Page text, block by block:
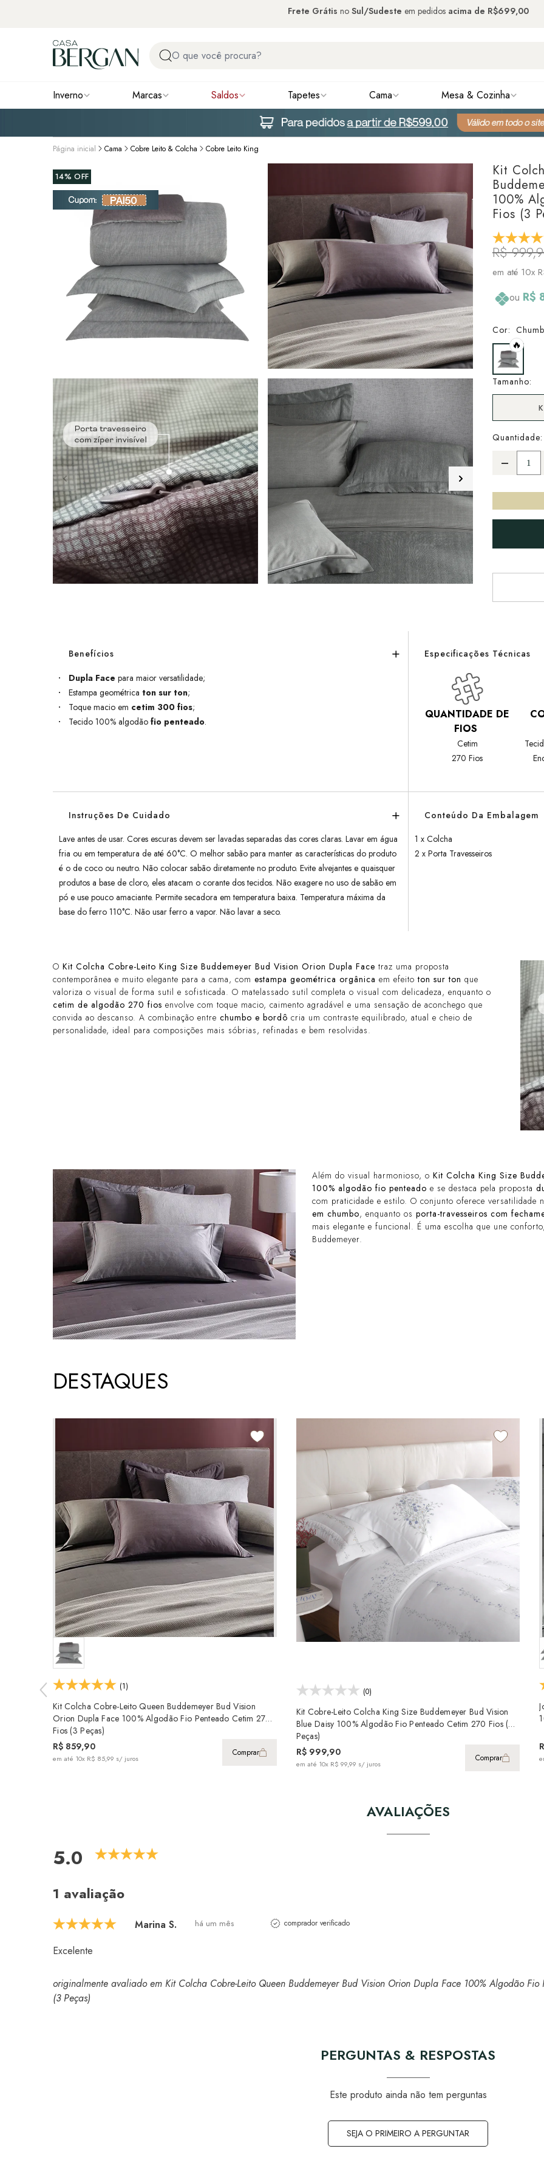
Frete Grátis no Sul/Sudeste em pedidos acima de R$699,00
Inverno Marcas Saldos Tapetes Cama Mesa & Cozinha
Página inicial Cama Cobre Leito & Colcha Cobre Leito King
14% OFF
Kit
100%
Fios (3
R$
em até 10x
ou R$
Tamanho:
Cor:
🔥
Quantidade:
Benefícios
Dupla Face para maior versatilidade;
Estampa geométrica ton sur ton;
Toque macio em cetim 300 fios;
Tecido 100% algodão fio penteado.
Especificações Técnicas
QUANTIDADE DE
FIOS
Cetim
270 Fios
Instruções De Cuidado
Lave antes de usar. Cores escuras devem ser lavadas separadas das cores claras. Lavar em água
fria ou em temperatura de até 60°C. O melhor sabão para manter as características do produto
é o de coco ou neutro. Não colocar sabão diretamente no produto. Evite alvejantes e quaisquer
produtos a base de cloro, eles atacam o corante dos tecidos. Não exagere no uso de sabão em
pó e use pouco amaciante. Permite secadora em temperatura baixa. Temperatura máxima da
base do ferro 110°C. Não usar ferro a vapor. Não lavar a seco.
Conteúdo Da Embalagem
1 x Colcha
2 x Porta Travesseiros
O Kit Colcha Cobre-Leito King Size Buddemeyer Bud Vision Orion Dupla Face traz uma proposta
contemporânea e muito elegante para a cama, com estampa geométrica orgânica em efeitoton sur ton que
valoriza o visual de forma sutil e sofisticada. O matelassado sutil completa o visual com delicadeza, enquanto o
cetim de algodão 270 fios envolve com toque macio, caimento agradável e uma sensação de aconchego que
convida ao descanso. A combinação entre chumbo e bordô cria um contraste equilibrado, atual e cheio de
personalidade, ideal para composições mais sóbrias, refinadas e bem resolvidas.
Além do visual harmonioso, oKit Colcha King Size
100% algodão fio penteado e se destaca pela proposta
com praticidade e estilo. O conjunto oferece versatilidade
em chumbo, enquanto osporta-travesseiros com
mais elegante e funcional. É uma escolha que une
Buddemeyer.
DESTAQUES
(1)
Kit Colcha Cobre-Leito Queen Buddemeyer Bud Vision
Orion Dupla Face 100% Algodão Fio Penteado Cetim 270
Fios (3 Peças)
R$ 859,90
em até 10x R$ 85,99 s/ juros
Comprar
(0)
Kit Cobre-Leito Colcha King Size Buddemeyer Bud Vision
Blue Daisy 100% Algodão Fio Penteado Cetim 270 Fios (3
Peças)
R$ 999,90
em até 10x R$ 99,99 s/ juros
Comprar
AVALIAÇÕES
5.0
1 avaliação
Marina S. há um mês comprador verificado
Excelente
originalmente avaliado em Kit Colcha Cobre-Leito Queen Buddemeyer Bud Vision Orion Dupla Face 100% Algodão Fio
(3 Peças)
PERGUNTAS & RESPOSTAS
Este produto ainda não tem perguntas
SEJA O PRIMEIRO A PERGUNTAR